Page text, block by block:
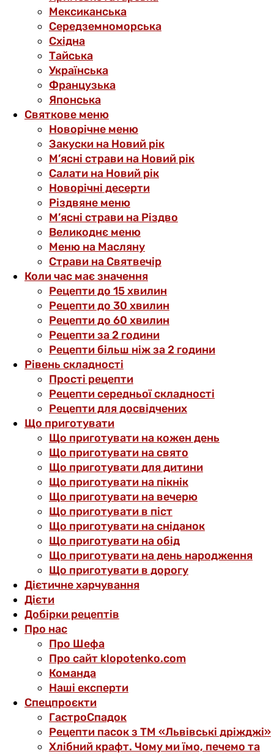
Мексиканська
Середземноморська
Східна
Тайська
Українська
Французька
Японська
Святкове меню
Новорічне меню
Закуски на Новий рік
М’ясні страви на Новий рік
Салати на Новий рік
Новорічні десерти
Різдвяне меню
М’ясні страви на Різдво
Великоднє меню
Меню на Масляну
Страви на Святвечір
Коли час має значення
Рецепти до 15 хвилин
Рецепти до 30 хвилин
Рецепти до 60 хвилин
Рецепти за 2 години
Рецепти більш ніж за 2 години
Рівень складності
Прості рецепти
Рецепти середньої складності
Рецепти для досвідчених
Що приготувати
Що приготувати на кожен день
Що приготувати на свято
Що приготувати для дитини
Що приготувати на пікнік
Що приготувати на вечерю
Що приготувати в піст
Що приготувати на сніданок
Що приготувати на обід
Що приготувати на день народження
Що приготувати в дорогу
Дієтичне харчування
Дієти
Добірки рецептів
Про нас
Про Шефа
Про сайт klopotenko.com
Команда
Наші експерти
Спецпроєкти
ГастроСпадок
Рецепти пасок з ТМ «Львівські дріжджі»
Хлібний крафт. Чому ми їмо, печемо та